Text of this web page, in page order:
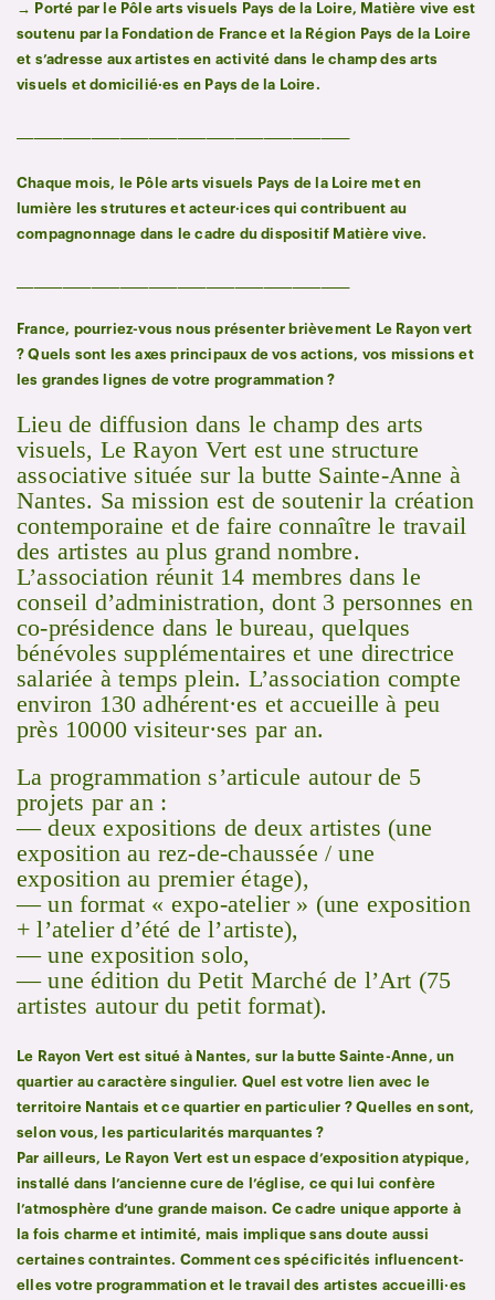
→ Porté par le Pôle arts visuels Pays de la Loire, Matière vive est
soutenu par la Fondation de France et la Région Pays de la Loire
et s’adresse aux artistes en activité dans le champ des arts
visuels et domicilié·es en Pays de la Loire.
Chaque mois, le Pôle arts visuels Pays de la Loire met en
lumière les strutures et acteur·ices qui contribuent au
compagnonnage dans le cadre du dispositif Matière vive.
France, pourriez-vous nous présenter brièvement Le Rayon vert
? Quels sont les axes principaux de vos actions, vos missions et
les grandes lignes de votre programmation ?
Lieu de diffusion dans le champ des arts
visuels, Le Rayon Vert est une structure
associative située sur la butte Sainte-Anne à
Nantes. Sa mission est de soutenir la création
contemporaine et de faire connaître le travail
des artistes au plus grand nombre.
L’association réunit 14 membres dans le
conseil d’administration, dont 3 personnes en
co-présidence dans le bureau, quelques
bénévoles supplémentaires et une directrice
salariée à temps plein. L’association compte
environ 130 adhérent·es et accueille à peu
près 10000 visiteur·ses par an.
La programmation s’articule autour de 5
projets par an :
— deux expositions de deux artistes (une
exposition au rez-de-chaussée / une
exposition au premier étage),
— un format « expo-atelier » (une exposition
+ l’atelier d’été de l’artiste),
— une exposition solo,
— une édition du Petit Marché de l’Art (75
artistes autour du petit format).
Le Rayon Vert est situé à Nantes, sur la butte Sainte-Anne, un
quartier au caractère singulier. Quel est votre lien avec le
territoire Nantais et ce quartier en particulier ? Quelles en sont,
selon vous, les particularités marquantes ?
Par ailleurs, Le Rayon Vert est un espace d’exposition atypique,
installé dans l’ancienne cure de l’église, ce qui lui confère
l’atmosphère d’une grande maison. Ce cadre unique apporte à
la fois charme et intimité, mais implique sans doute aussi
certaines contraintes. Comment ces spécificités influencent-
elles votre programmation et le travail des artistes accueilli·es